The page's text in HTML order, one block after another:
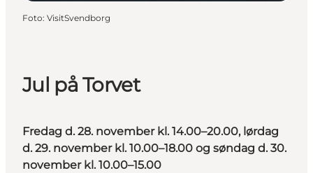
Foto: VisitSvendborg
Jul på Torvet
Fredag d. 28. november kl. 14.00–20.00, lørdag
d. 29. november kl. 10.00–18.00 og søndag d. 30.
november kl. 10.00–15.00